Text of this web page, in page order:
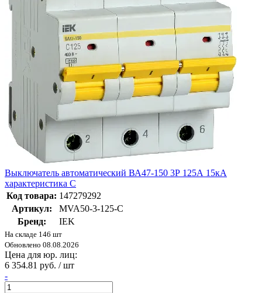
Выключатель автоматический ВА47-150 3Р 125А 15кА
характеристика C
Код товара: 147279292
Артикул:
MVA50-3-125-C
Бренд:
IEK
На складе 146 шт
Обновлено 08.08.2026
Цена для юр. лиц:
6 354.81 руб. / шт
-